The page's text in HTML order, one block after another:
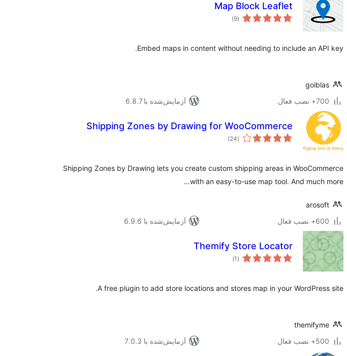
Map Block Leaflet
(9 مجموع
امتیازها)
Embed maps in content without needing to include an API key.
goiblas
700+ نصب فعال
آزمایش‌شده با 6.8.7
Shipping Zones by Drawing for WooCommerce
(24
مجموع
امتیازها)
Shipping Zones by Drawing lets you create custom shipping areas in WooCommerce
with an easy-to-use map tool. And much more…
arosoft
600+ نصب فعال
آزمایش‌شده با 6.9.6
Themify Store Locator
(1 مجموع
امتیازها)
A free plugin to add store locations and stores map in your WordPress site.
themifyme
500+ نصب فعال
آزمایش‌شده با 7.0.3